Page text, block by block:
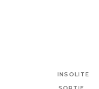
INSOLITE